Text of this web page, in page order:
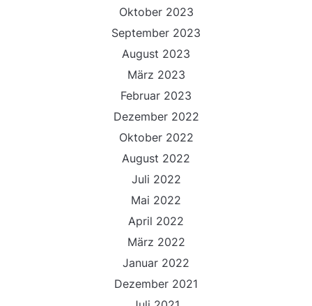
Oktober 2023
September 2023
August 2023
März 2023
Februar 2023
Dezember 2022
Oktober 2022
August 2022
Juli 2022
Mai 2022
April 2022
März 2022
Januar 2022
Dezember 2021